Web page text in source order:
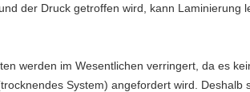
der Druck getroffen wird, kann Laminierung
werden im Wesentlichen verringert, da es
System) angefordert wird. Deshalb